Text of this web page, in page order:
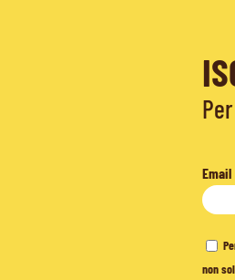
Email
non